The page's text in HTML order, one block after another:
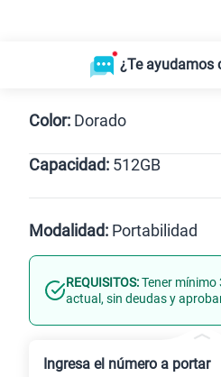
¿Te ayudamos
Color: Dorado
Dorado
Capacidad: 512GB
512GB
Modalidad: Portabilidad
Línea Nueva
REQUISITOS:Tener
actual, sin deudas y
Ingresa el número a portar